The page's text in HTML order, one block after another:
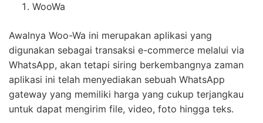
WooWa
Awalnya Woo-Wa ini merupakan aplikasi yang
digunakan sebagai transaksi e-commerce melalui via
WhatsApp, akan tetapi siring berkembangnya zaman
aplikasi ini telah menyediakan sebuah WhatsApp
gateway yang memiliki harga yang cukup terjangkau
untuk dapat mengirim file, video, foto hingga teks.